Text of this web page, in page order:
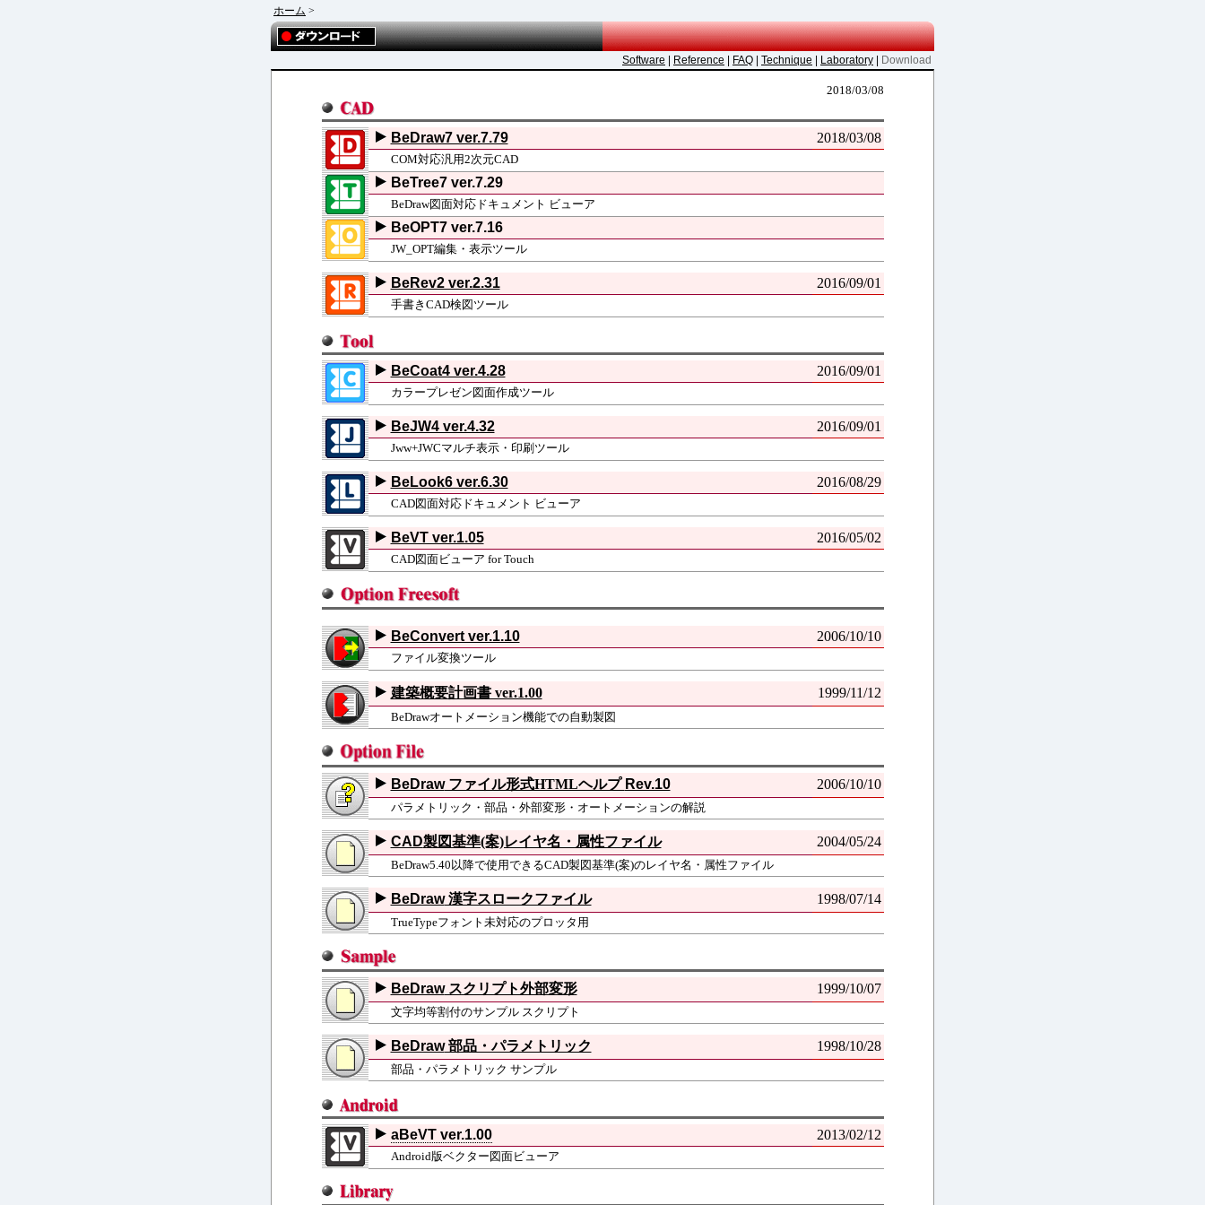
ホーム >
Software Reference FAQ Technique Laboratory Download
2018/03/08
BeDraw7 ver.7.79 2018/03/08
COM対応汎用2次元CAD
BeTree7 ver.7.29
BeDraw図面対応ドキュメント ビューア
BeOPT7 ver.7.16
JW_OPT編集・表示ツール
BeRev2 ver.2.31 2016/09/01
手書きCAD検図ツール
BeCoat4 ver.4.28 2016/09/01
カラープレゼン図面作成ツール
BeJW4 ver.4.32 2016/09/01
Jww+JWCマルチ表示・印刷ツール
BeLook6 ver.6.30 2016/08/29
CAD図面対応ドキュメント ビューア
BeVT ver.1.05 2016/05/02
CAD図面ビューア for Touch
BeConvert ver.1.10 2006/10/10
ファイル変換ツール
建築概要計画書 ver.1.00 1999/11/12
BeDrawオートメーション機能での自動製図
BeDrawファイル形式HTMLヘルプ Rev.10 2006/10/10
パラメトリック・部品・外部変形・オートメーションの解説
CAD製図基準(案)レイヤ名・属性ファイル 2004/05/24
BeDraw5.40以降で使用できるCAD製図基準(案)のレイヤ名・属性ファイル
BeDraw漢字スロークファイル 1998/07/14
TrueTypeフォント未対応のプロッタ用
BeDrawスクリプト外部変形 1999/10/07
文字均等割付のサンプル スクリプト
BeDraw部品・パラメトリック 1998/10/28
部品・パラメトリック サンプル
aBeVT ver.1.00 2013/02/12
Android版ベクター図面ビューア